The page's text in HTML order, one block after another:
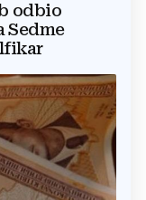
odbio
Sedme